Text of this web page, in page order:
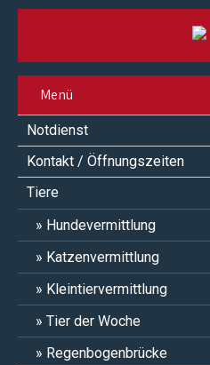
Menü
Notdienst
Kontakt / Öffnungszeiten
Tiere
Hundevermittlung
Katzenvermittlung
Kleintiervermittlung
Tier der Woche
Regenbogenbrücke